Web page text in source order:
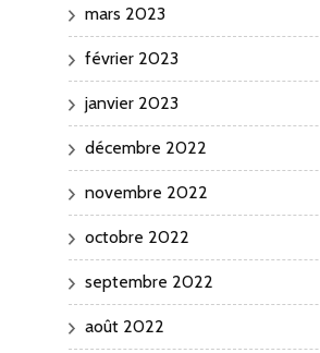
mars 2023
février 2023
janvier 2023
décembre 2022
novembre 2022
octobre 2022
septembre 2022
août 2022